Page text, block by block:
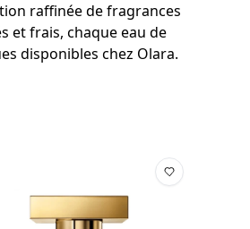
raffinée de fragrances
et frais, chaque eau de
disponibles chez Olara.